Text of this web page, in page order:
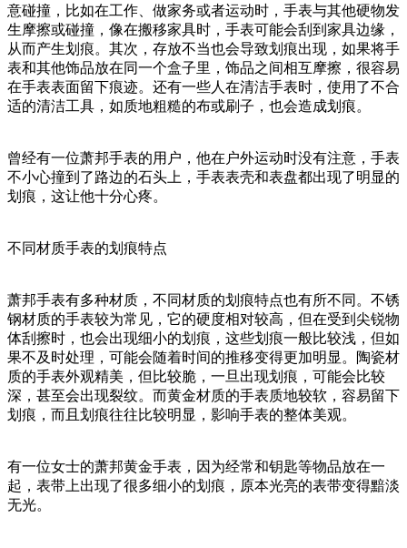
意碰撞，比如在工作、做家务或者运动时，手表与其他硬物发
生摩擦或碰撞，像在搬移家具时，手表可能会刮到家具边缘，
从而产生划痕。其次，存放不当也会导致划痕出现，如果将手
表和其他饰品放在同一个盒子里，饰品之间相互摩擦，很容易
在手表表面留下痕迹。还有一些人在清洁手表时，使用了不合
适的清洁工具，如质地粗糙的布或刷子，也会造成划痕。
曾经有一位萧邦手表的用户，他在户外运动时没有注意，手表
不小心撞到了路边的石头上，手表表壳和表盘都出现了明显的
划痕，这让他十分心疼。
不同材质手表的划痕特点
萧邦手表有多种材质，不同材质的划痕特点也有所不同。不锈
钢材质的手表较为常见，它的硬度相对较高，但在受到尖锐物
体刮擦时，也会出现细小的划痕，这些划痕一般比较浅，但如
果不及时处理，可能会随着时间的推移变得更加明显。陶瓷材
质的手表外观精美，但比较脆，一旦出现划痕，可能会比较
深，甚至会出现裂纹。而黄金材质的手表质地较软，容易留下
划痕，而且划痕往往比较明显，影响手表的整体美观。
有一位女士的萧邦黄金手表，因为经常和钥匙等物品放在一
起，表带上出现了很多细小的划痕，原本光亮的表带变得黯淡
无光。